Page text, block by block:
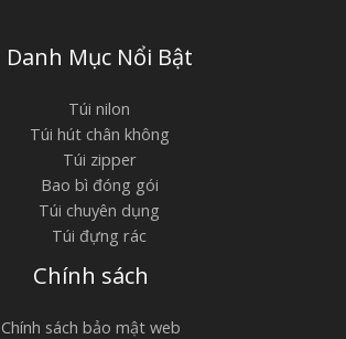
Danh Mục Nổi Bật
Túi nilon
Túi hút chân không
Túi zipper
Bao bì đóng gói
Túi chuyên dụng
Túi đựng rác
Chính sách
Chính sách bảo mật web